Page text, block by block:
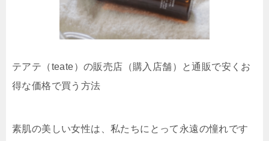
テアテ（teate）の販売店（購入店舗）と通販で安くお
得な価格で買う方法
素肌の美しい女性は、私たちにとって永遠の憧れです